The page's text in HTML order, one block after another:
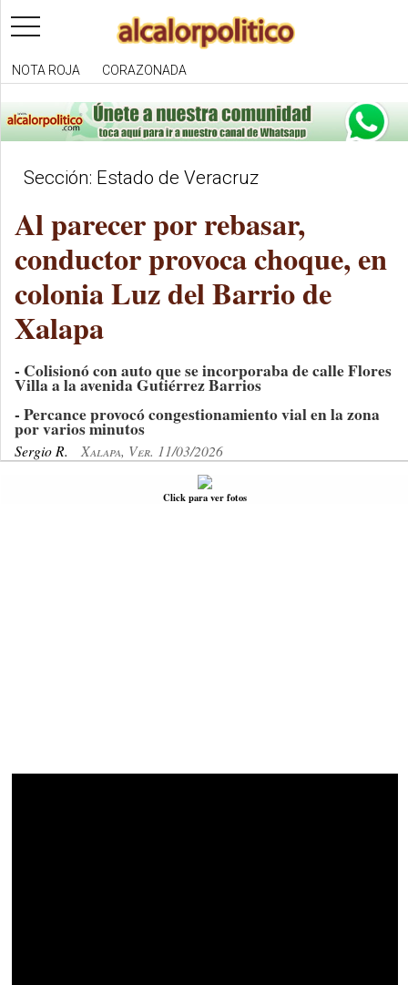
toggle
navigation
NOTA ROJA CORAZONADA
Sección: Estado de Veracruz
Al parecer por rebasar,
conductor provoca choque, en
colonia Luz del Barrio de
Xalapa
- Colisionó con auto que se incorporaba de calle Flores
Villa a la avenida Gutiérrez Barrios
- Percance provocó congestionamiento vial en la zona
por varios minutos
Sergio R. Xalapa, Ver. 11/03/2026
Click para ver fotos